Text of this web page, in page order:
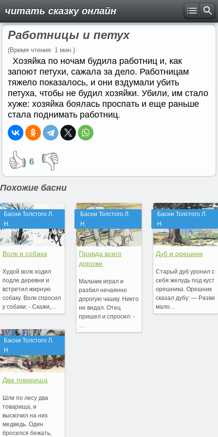
читать сказку онлайн
Работницы и петух
(Время чтения: 1 мин.)
Хозяйка по ночам будила работниц и, как
запоют петухи, сажала за дело. Работницам
тяжело показалось, и они вздумали убить
петуха, чтобы не будил хозяйки. Убили, им стало
хуже: хозяйка боялась проспать и еще раньше
стала поднимать работниц.
👍 6 👎
Похожие басни
Басни Толстого Л.
Н.
Волк и собака
Худой волк ходил
подле деревни и
встретил жирную
собаку. Волк спросил
у собаки: - Скажи,…
Басни Толстого Л.
Н.
Два товарища
Шли по лесу два
товарища, и
выскочил на них
медведь. Один
бросился бежать,
Басни Толстого Л.
Н.
Правда всего
дороже
Мальчик играл и
разбил нечаянно
дорогую чашку. Никто
не видал. Отец
пришел и спросил: -
…
Басни Толстого Л.
Н.
Дуб и орешник
Старый дуб уронил с
себя желудь под куст
орешника. Орешник
сказал дубу: — Разве
мало…